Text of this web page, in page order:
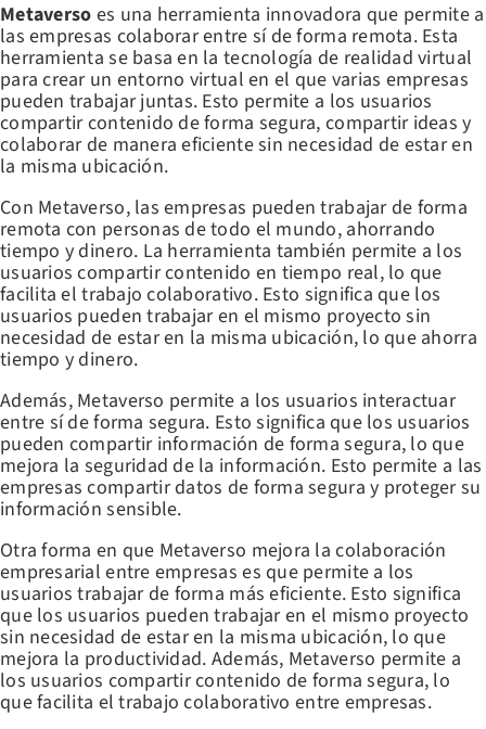
Metaverso es una herramienta innovadora que permite a
las empresas colaborar entre sí de forma remota. Esta
herramienta se basa en la tecnología de realidad virtual
para crear un entorno virtual en el que varias empresas
pueden trabajar juntas. Esto permite a los usuarios
compartir contenido de forma segura, compartir ideas y
colaborar de manera eficiente sin necesidad de estar en
la misma ubicación.
Con Metaverso, las empresas pueden trabajar de forma
remota con personas de todo el mundo, ahorrando
tiempo y dinero. La herramienta también permite a los
usuarios compartir contenido en tiempo real, lo que
facilita el trabajo colaborativo. Esto significa que los
usuarios pueden trabajar en el mismo proyecto sin
necesidad de estar en la misma ubicación, lo que ahorra
tiempo y dinero.
Además, Metaverso permite a los usuarios interactuar
entre sí de forma segura. Esto significa que los usuarios
pueden compartir información de forma segura, lo que
mejora la seguridad de la información. Esto permite a las
empresas compartir datos de forma segura y proteger su
información sensible.
Otra forma en que Metaverso mejora la colaboración
empresarial entre empresas es que permite a los
usuarios trabajar de forma más eficiente. Esto significa
que los usuarios pueden trabajar en el mismo proyecto
sin necesidad de estar en la misma ubicación, lo que
mejora la productividad. Además, Metaverso permite a
los usuarios compartir contenido de forma segura, lo
que facilita el trabajo colaborativo entre empresas.